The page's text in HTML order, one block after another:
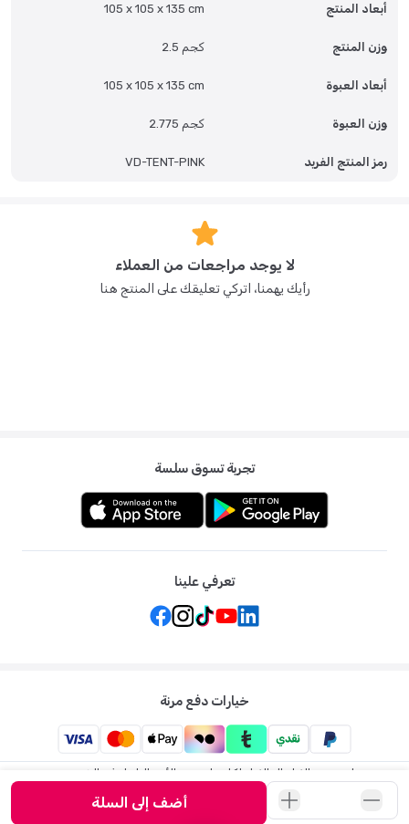
أضف إلى السلة
أبعاد المنتج 105 x 105 x 135 cm
وزن المنتج 2.5 كجم
أبعاد العبوة 105 x 105 x 135 cm
وزن العبوة 2.775 كجم
رمز المنتج الفريد VD-TENT-PINK
لا يوجد مراجعات من العملاء
رأيك يهمنا، اتركي تعليقك على المنتج هنا
تجربة تسوق سلسة
تعرفي علينا
خيارات دفع مرنة
ممزورلد: متجر الاطفال الاول لكل ما يخص الأم والطفل في الشرق
2026 ممزورلد . جميع الحقوق محفوظة